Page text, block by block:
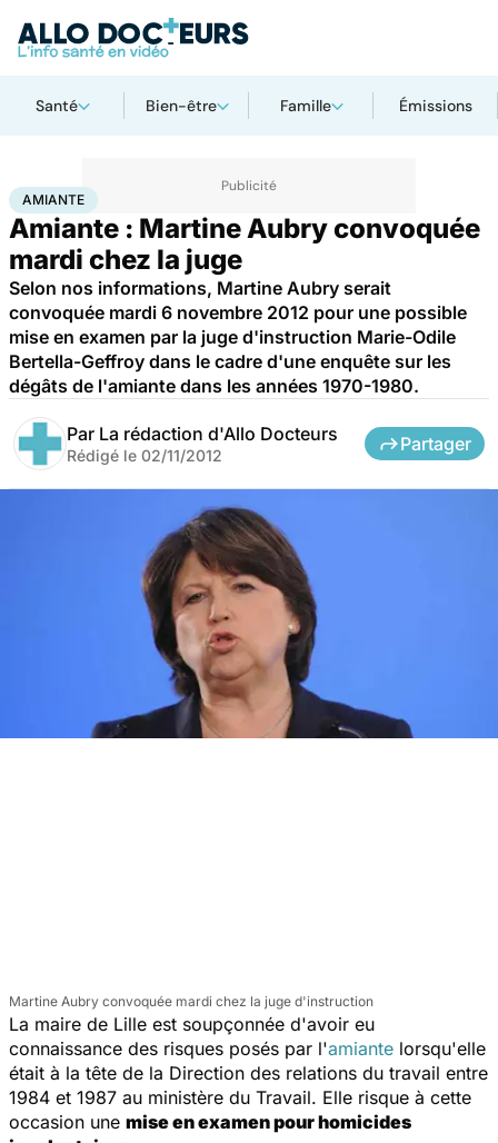
Santé Bien-être Famille Émissions
AccueilSanté Amiante
AMIANTE
Amiante : Martine Aubry convoquée
mardi chez la juge
Selon nos informations, Martine Aubry serait
convoquée mardi 6 novembre 2012 pour une possible
mise en examen par la juge d'instruction Marie-Odile
Bertella-Geffroy dans le cadre d'une enquête sur les
dégâts de l'amiante dans les années 1970-1980.
Par La rédaction d'Allo Docteurs
Rédigé le 02/11/2012
Partager
Martine Aubry convoquée mardi chez la juge d'instruction
La maire de Lille est soupçonnée d'avoir eu
connaissance des risques posés par l'amiante lorsqu'elle
était à la tête de la Direction des relations du travail entre
1984 et 1987 au ministère du Travail. Elle risque à cette
occasion une mise en examen pour homicides